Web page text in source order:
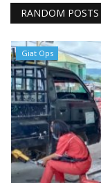
RANDOM POSTS
Giat Ops